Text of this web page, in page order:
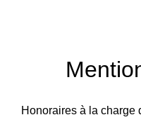
Honoraires à la charge